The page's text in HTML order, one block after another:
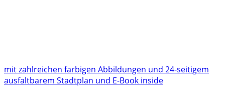
mit zahlreichen farbigen Abbildungen und 24-seitigem
ausfaltbarem Stadtplan und E-Book inside